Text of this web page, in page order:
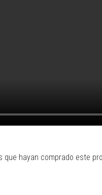
que hayan comprado este